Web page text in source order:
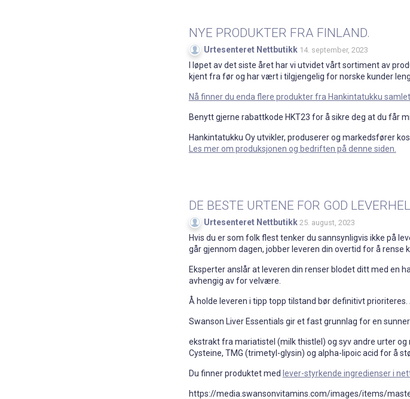
​NYE PRODUKTER FRA FINLAND.
Urtesenteret Nettbutikk 14. september, 2023
I løpet av det siste året har vi utvidet vårt sortiment av
kjent fra før og har vært i tilgjengelig for norske kunder
Nå finner du enda flere produkter fra Hankintatukku
Benytt gjerne rabattkode HKT23 for å sikre deg at du får
Hankintatukku Oy utvikler, produserer og markedsfører
Les mer om produksjonen og bedriften på denne siden.
DE BESTE URTENE FOR GOD
Urtesenteret Nettbutikk 25. august, 2023
Hvis du er som folk flest tenker du sannsynligvis ikke på
går gjennom dagen, jobber leveren din overtid for å rense
Eksperter anslår at leveren din renser blodet ditt med en
avhengig av for velvære.
Å holde leveren i tipp topp tilstand bør definitivt
Swanson Liver Essentials gir et fast grunnlag for en
ekstrakt fra mariatistel (milk thistlel) og syv andre urter
Cysteine, TMG (trimetyl-glysin) og alpha-lipoic acid for å
Du finner produktet med lever-styrkende ingredienser i
https://media.swansonvitamins.com/images/items/